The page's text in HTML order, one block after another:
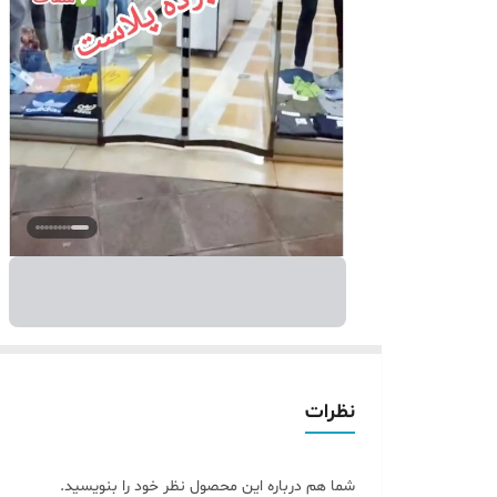
نظرات
شما هم درباره این محصول نظر خود را بنویسید.